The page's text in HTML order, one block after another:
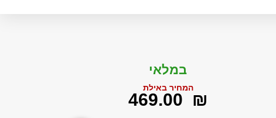
במלאי
המחיר באילת
‎469.00 ₪